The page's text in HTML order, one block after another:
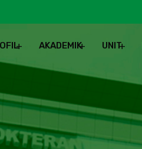
AKADEMIK UNIT